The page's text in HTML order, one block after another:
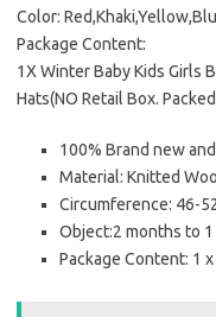
Color:
Package Content:
1X Winter Baby Kids Girls
Hats(NO Retail Box.
100% Brand new
Material: Knitted
Circumference: 46-
Object:2 months to 1
Package Content: 1 x